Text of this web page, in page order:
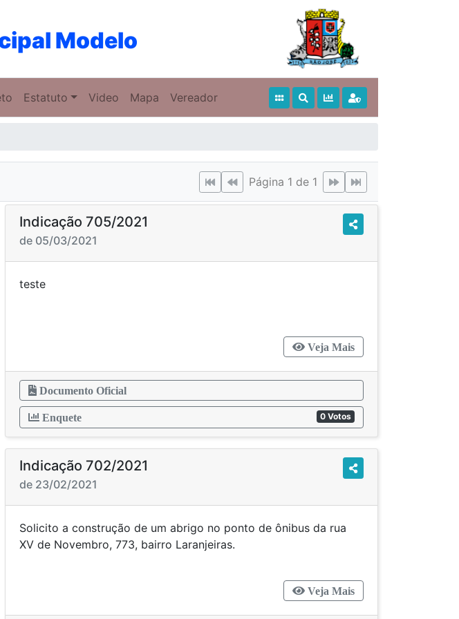
Modelo
Estatuto Video Mapa Vereador
Página 1 de 1
Indicação 705/2021
de 05/03/2021
teste
Veja Mais
Documento Oficial
Enquete 0 Votos
Indicação 702/2021
de 23/02/2021
Solicito a construção de um abrigo no ponto de ônibus da rua
XV de Novembro, 773, bairro Laranjeiras.
Veja Mais